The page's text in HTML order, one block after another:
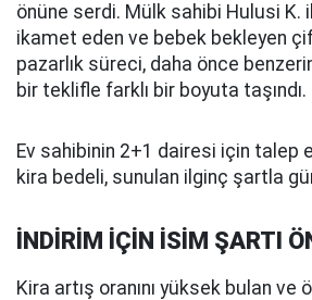
önüne serdi. Mülk sahibi Hulusi K.
ikamet eden ve bebek bekleyen
pazarlık süreci, daha önce
bir teklifle farklı bir boyuta taşındı.
Ev sahibinin 2+1 dairesi için talep
kira bedeli, sunulan ilginç şartla
İNDİRİM İÇİN İSİM ŞARTI
Kira artış oranını yüksek bulan ve